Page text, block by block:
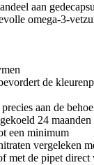
aan
omega-3-
de
aan de
24 maanden
een minimum
vergeleken
met de pipet direct